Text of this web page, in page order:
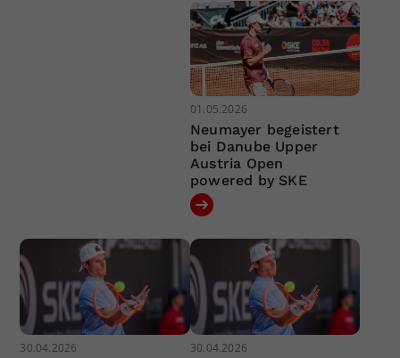
01.05.2026
Neumayer begeistert
bei Danube Upper
Austria Open
powered by SKE
30.04.2026 30.04.2026